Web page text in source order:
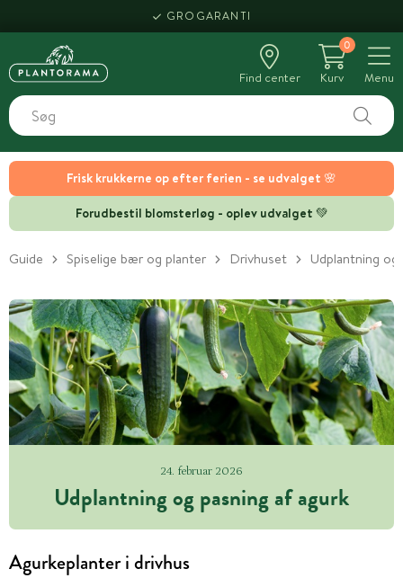
Frisk krukkerne op efter ferien - se udvalget 🌸
Forudbestil blomsterløg - oplev udvalget 💚
HENT SAMME DAG
Find center
0
Kurv
Menu
Guide Spiselige bær og planter Drivhuset Udplantning og
24. februar 2026
Udplantning og pasning af agurk
Agurkeplanter i drivhus